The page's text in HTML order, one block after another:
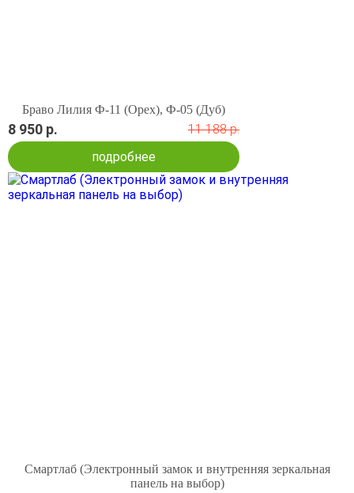
Браво Лилия Ф-11 (Орех), Ф-05 (Дуб)
8 950 р.
11 188 р.
подробнее
Смартлаб (Электронный замок и внутренняя зеркальная
панель на выбор)